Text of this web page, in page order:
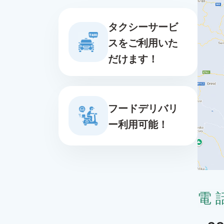
タクシーサービ
スをご利用いた
だけます！
フードデリバリ
ー利用可能！
電